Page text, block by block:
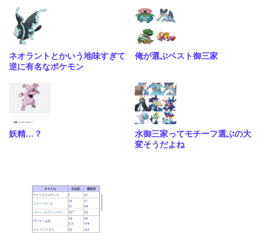
ネオラントとかいう地味すぎて
逆に有名なポケモン
俺が選ぶベスト御三家
妖精…？
水御三家ってモチーフ選ぶの大
変そうだよね